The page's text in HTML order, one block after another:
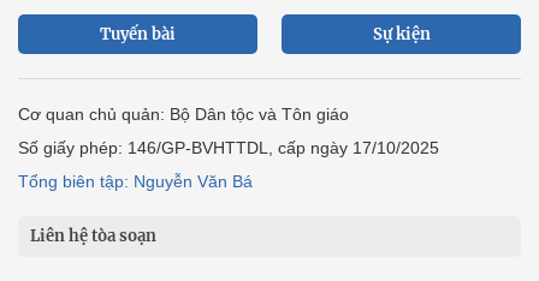
Tuyến bài Sự kiện
Cơ quan chủ quản: Bộ Dân tộc và Tôn giáo
Số giấy phép: 146/GP-BVHTTDL, cấp ngày 17/10/2025
Tổng biên tập: Nguyễn Văn Bá
Liên hệ tòa soạn